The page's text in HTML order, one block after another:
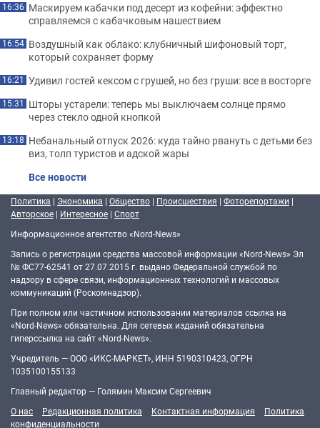
16:36 Маскируем кабачки под десерт из кофейни: эффектно
справляемся с кабачковым нашествием
16:54 Воздушный как облако: клубничный шифоновый торт,
который сохраняет форму
16:21 Удивил гостей кексом с грушей, но без груши: все в восторге
15:31 Шторы устарели: теперь мы выключаем солнце прямо
через стекло одной кнопкой
13:18 Небанальный отпуск 2026: куда тайно рвануть с детьми без
виз, толп туристов и адской жары
Все новости
Политика | Экономика | Общество | Происшествия | Фоторепортажи |
Авторское | Интересное | Спорт
Информационное агентство «Nord-News»
Запись о регистрации средства массовой информации «Nord-News» Эл
№ ФС77-62541 от 27.07.2015 г. выдано Федеральной службой по
надзору в сфере связи, информационных технологий и массовых
коммуникаций (Роскомнадзор).
При полном или частичном использовании материалов ссылка на
«Nord-News» обязательна. Для сетевых изданий обязательна
гиперссылка на сайт «Nord-News».
Учредитель — ООО «ИКС-МАРКЕТ», ИНН 5190310423, ОГРН
1035100155133
Главный редактор — Голямин Максим Сергеевич
О нас
Редакционная политика Контактная информация
Политика
конфиденциальности